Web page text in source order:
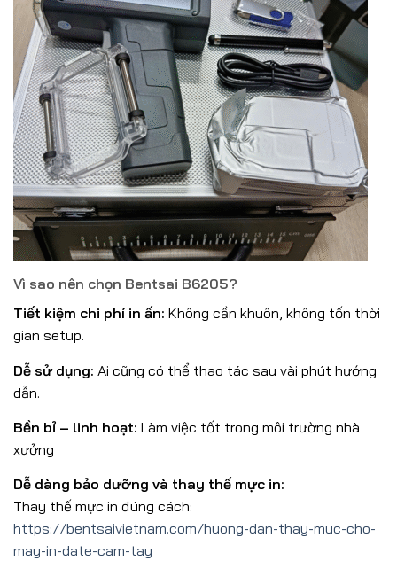
Vì sao nên chọn Bentsai B6205?
Tiết kiệm chi phí in ấn: Không cần khuôn, không tốn thời
gian setup.
Dễ sử dụng: Ai cũng có thể thao tác sau vài phút hướng
dẫn.
Bền bỉ – linh hoạt: Làm việc tốt trong môi trường nhà
xưởng
Dễ dàng bảo dưỡng và thay thế mực in:
Thay thế mực in đúng cách:
https://bentsaivietnam.com/huong-dan-thay-muc-cho-
may-in-date-cam-tay